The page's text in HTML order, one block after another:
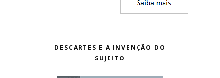
DESCARTES E A INVENÇÃO DO
SUJEITO